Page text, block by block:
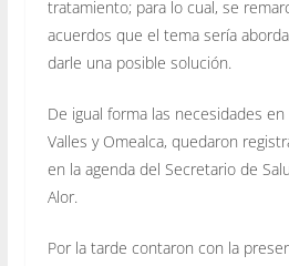
tratamiento; para lo cual, se
acuerdos que el tema sería
darle una posible solución.
De igual forma las necesidades
Valles y Omealca, quedaron
en la agenda del Secretario de
Alor.
Por la tarde contaron con la